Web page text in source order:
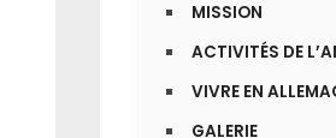
MISSION
ACTIVITÉS DE
VIVRE EN
GALERIE